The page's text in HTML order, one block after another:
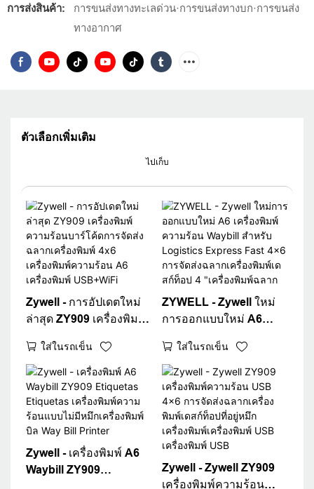
การส่งสินค้า:
การขนส่งทางทะเลด่วน·การขนส่งทางบก·การขนส่ง
ทางอากาศ
ตัวเลือกเพิ่มเติม
ไปเก็บ
Zywell - การอัปเดตใหม่
ล่าสุด ZY909 เครื่องพิมพ์
ส่งฉลากเครื่องพิมพ์ 4x6
เครื่องพิมพ์ความร้อน A6
เครื่องพิมพ์ USB+WiFi
ใส่ในรถเข็น
ZYWELL - Zywell ใหม่
การออกแบบใหม่ A6
Waybill สำหรับ
Logistics Express Fast
4x6 การจัดส่งฉลากเครื่อง
พิมพ์เดสก์ท็อป 4
"เครื่องพิมพ์ฉลาก
ใส่ในรถเข็น
Zywell - เครื่องพิมพ์ A6
Waybill ZY909
Zywell - Zywell ZY909
เครื่องพิมพ์ความร้อน